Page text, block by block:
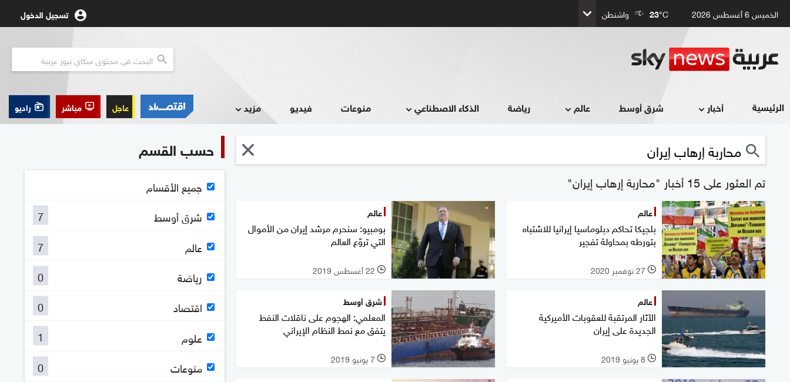
الخميس 6 أغسطس 2026 23°C واشنطن تسجيل الدخول
الرئيسية أخبار شرق أوسط عالم رياضة الذكاء الاصطناعي منوعات فيديو مزيد عاجل مباشر راديو
تم العثور على 15 أخبار "محاربة إرهاب إيران"
عالم
بلجيكا تحاكم دبلوماسيا إيرانيا للاشتباه
بتورطه بمحاولة تفجير
l 27 نوفمبر 2020
عالم
بومبيو: سنحرم مرشد إيران من الأموال
التي تروّع العالم
l 22 أغسطس 2019
عالم
الآثار المرتقبة للعقوبات الأميركية
الجديدة على إيران
l 8 يونيو 2019
شرق أوسط
المعلمي: الهجوم على ناقلات النفط
يتفق مع نمط النظام الإيراني
l 7 يونيو 2019
حسب القسم
جميع الأقسام
شرق أوسط
7
عالم
7
رياضة
0
اقتصاد
0
علوم
1
منوعات
0